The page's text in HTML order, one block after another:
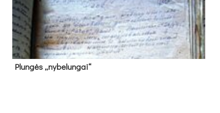
Plun­gės „ny­be­lun­gai“